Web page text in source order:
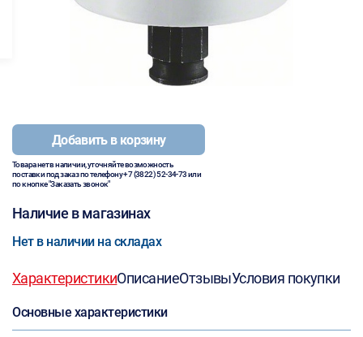
Добавить в корзину
Товара нет в наличии, уточняйте возможность
поставки под заказ по телефону+7 (3822) 52-34-73или
по кнопке "Заказать звонок"
Наличие в магазинах
Нет в наличии на складах
ХарактеристикиОписаниеОтзывыУсловия покупки
Основные характеристики